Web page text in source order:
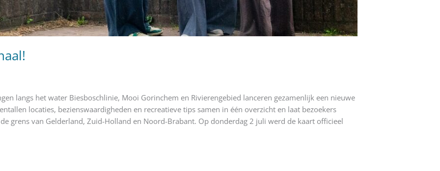
langs het water Biesboschlinie, Mooi Gorinchem en Rivierengebied lanceren gezamenlijk een nieuwe
locaties, bezienswaardigheden en recreatieve tips samen in één overzicht en laat bezoekers
grens van Gelderland, Zuid-Holland en Noord-Brabant. Op donderdag 2 juli werd de kaart officieel